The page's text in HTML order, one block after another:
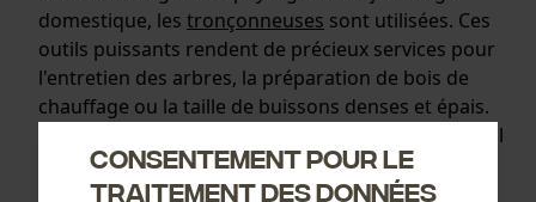
domestique, les tronçonneuses sont utilisées. Ces
outils puissants rendent de précieux services pour
l'entretien des arbres, la préparation de bois de
chauffage ou la taille de buissons denses et épais.
Vous avez le choix entre des tronçonneuses sans fil
à moteur essence ou à batterie, ainsi que des
modèles particulièrement peu exigeants en
Consentement pour le
traitement des données